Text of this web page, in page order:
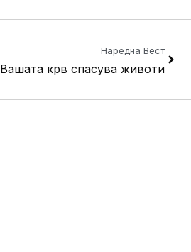
Наредна Вест
Вашата крв спасува животи